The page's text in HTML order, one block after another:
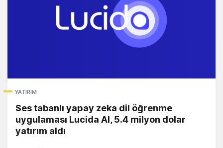
YATIRIM
Ses tabanlı yapay zeka dil öğrenme
uygulaması Lucida AI, 5.4 milyon dolar
yatırım aldı